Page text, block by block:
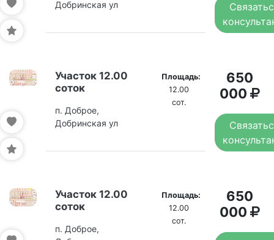
Добринская ул
Участок 12.00
соток
п. Доброе,
Добринская ул
Площадь:
12.00
сот.
650
000
Участок 12.00
соток
п. Доброе,
Площадь:
12.00
сот.
650
000